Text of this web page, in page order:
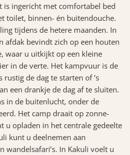
is ingericht met comfortabel bed
toilet, binnen- én buitendouche.
tijdens de hetere maanden. In
afdak bevindt zich op een houten
waar u uitkijkt op een kleine
in de verte. Het kampvuur is de
rustig de dag te starten of ’s
een drankje de dag af te sluiten.
in de buitenlucht, onder de
Het camp draait op zonne-
u opladen in het centrale gedeelte
kunt u deelnemen aan
wandelsafari’s. In Kakuli voelt u